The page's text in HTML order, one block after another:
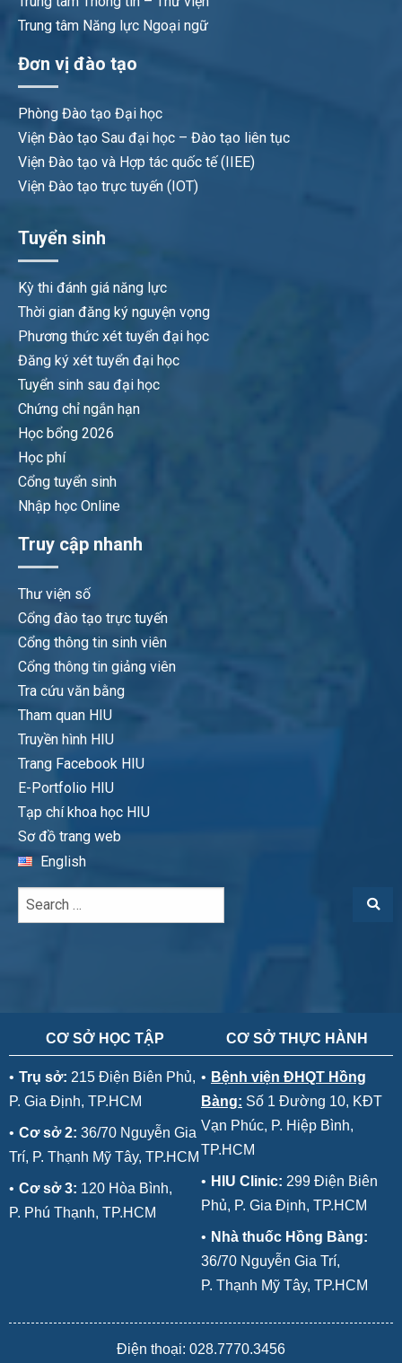
Trung tâm Năng lực Ngoại ngữ
Đơn vị đào tạo
Phòng Đào tạo Đại học
Viện Đào tạo Sau đại học – Đào tạo liên tục
Viện Đào tạo và Hợp tác quốc tế (IIEE)
Viện Đào tạo trực tuyến (IOT)
Tuyển sinh
Kỳ thi đánh giá năng lực
Thời gian đăng ký nguyện vọng
Phương thức xét tuyển đại học
Đăng ký xét tuyển đại học
Tuyển sinh sau đại học
Chứng chỉ ngắn hạn
Học bổng 2026
Học phí
Cổng tuyển sinh
Nhập học Online
Truy cập nhanh
Thư viện số
Cổng đào tạo trực tuyến
Cổng thông tin sinh viên
Cổng thông tin giảng viên
Tra cứu văn bằng
Tham quan HIU
Truyền hình HIU
Trang Facebook HIU
E-Portfolio HIU
Tạp chí khoa học HIU
Sơ đồ trang web
English
CƠ SỞ HỌC TẬP
• Trụ sở: 215 Điện Biên Phủ,
P. Gia Định, TP.HCM
• Cơ sở 2: 36/70 Nguyễn Gia
Trí, P. Thạnh Mỹ Tây, TP.HCM
• Cơ sở 3: 120 Hòa Bình,
P. Phú Thạnh, TP.HCM
CƠ SỞ THỰC HÀNH
• Bệnh viện ĐHQT Hồng
Bàng: Số 1 Đường 10, KĐT
Vạn Phúc, P. Hiệp Bình,
TP.HCM
• HIU Clinic: 299 Điện Biên
Phủ, P. Gia Định, TP.HCM
• Nhà thuốc Hồng Bàng:
36/70 Nguyễn Gia Trí,
P. Thạnh Mỹ Tây, TP.HCM
Điện thoại: 028.7770.3456